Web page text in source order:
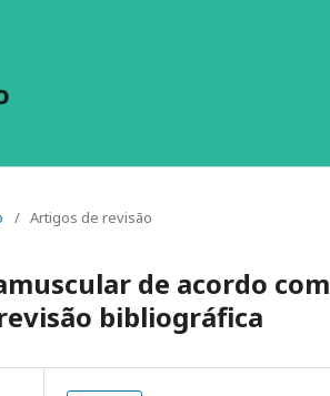
/ Artigos de revisão
de acordo com
bibliográfica